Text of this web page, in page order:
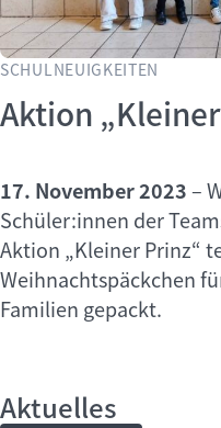
Aktion
SCHULNEUIGKEITEN
17. November 2023–
Schüler:innen der
Aktion „Kleiner Prinz“
Weihnachtspäckchen
Familien gepackt.
Aktuelles